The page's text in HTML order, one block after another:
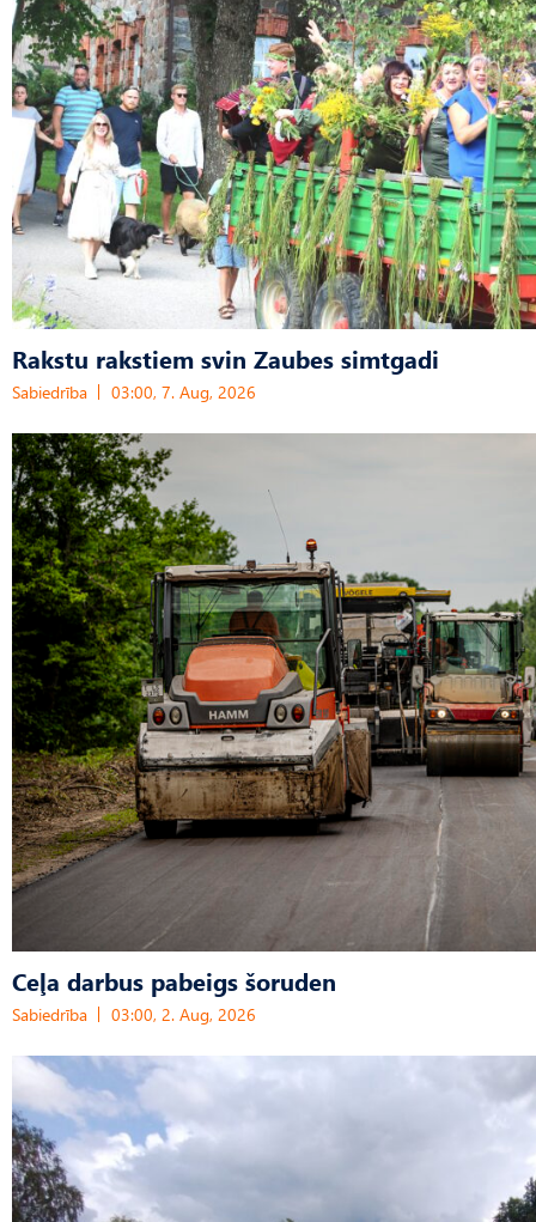
Rakstu rakstiem svin Zaubes simtgadi
Sabiedrība 03:00, 7. Aug, 2026
Ceļa darbus pabeigs šoruden
Sabiedrība 03:00, 2. Aug, 2026